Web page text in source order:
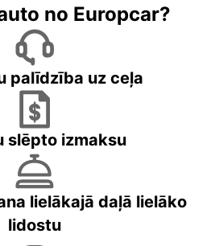
no Europcar?
palīdzība uz ceļa
slēpto izmaksu
lielākajā daļā lielāko
lidostu